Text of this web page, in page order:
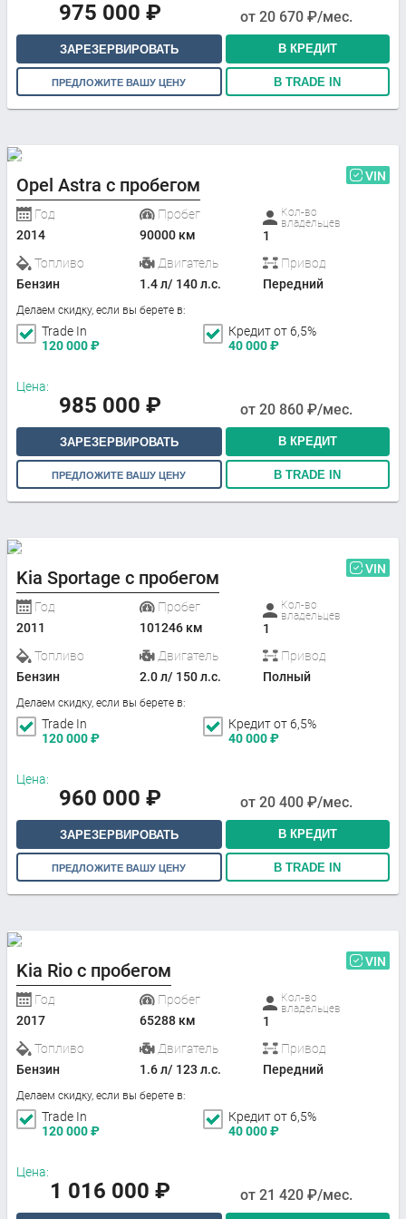
975 000 ₽ от 20 670 ₽/мес.
ЗАРЕЗЕРВИРОВАТЬ В КРЕДИТ
ПРЕДЛОЖИТЕ ВАШУ ЦЕНУ В TRADE IN
Opel Astra с пробегом VIN
Год
2014
Пробег
90000 км
Кол-во
владельцев
1
Топливо
Бензин
Двигатель
1.4 л/ 140 л.с.
Привод
Передний
Делаем скидку, если вы берете в:
Trade In
120 000₽
Кредит от 6,5%
40 000₽
Цена:
985 000 ₽ от 20 860 ₽/мес.
ЗАРЕЗЕРВИРОВАТЬ В КРЕДИТ
ПРЕДЛОЖИТЕ ВАШУ ЦЕНУ В TRADE IN
Kia Sportage с пробегом VIN
Год
2011
Пробег
101246 км
Кол-во
владельцев
1
Топливо
Бензин
Двигатель
2.0 л/ 150 л.с.
Привод
Полный
Делаем скидку, если вы берете в:
Trade In
120 000₽
Кредит от 6,5%
40 000₽
Цена:
960 000 ₽ от 20 400 ₽/мес.
ЗАРЕЗЕРВИРОВАТЬ В КРЕДИТ
ПРЕДЛОЖИТЕ ВАШУ ЦЕНУ В TRADE IN
Kia Rio с пробегом VIN
Год
2017
Пробег
65288 км
Кол-во
владельцев
1
Топливо
Бензин
Двигатель
1.6 л/ 123 л.с.
Привод
Передний
Делаем скидку, если вы берете в:
Trade In
120 000₽
Кредит от 6,5%
40 000₽
Цена:
1 016 000 ₽ от 21 420 ₽/мес.